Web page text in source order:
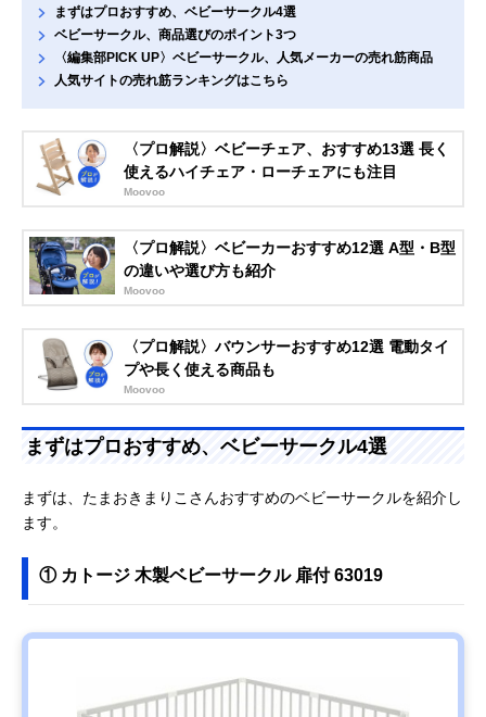
まずはプロおすすめ、ベビーサークル4選
ベビーサークル、商品選びのポイント3つ
〈編集部PICK UP〉ベビーサークル、人気メーカーの売れ筋商品
人気サイトの売れ筋ランキングはこちら
〈プロ解説〉ベビーチェア、おすすめ13選 長く
使えるハイチェア・ローチェアにも注目
Moovoo
〈プロ解説〉ベビーカーおすすめ12選 A型・B型
の違いや選び方も紹介
Moovoo
〈プロ解説〉バウンサーおすすめ12選 電動タイ
プや長く使える商品も
Moovoo
まずはプロおすすめ、ベビーサークル4選
まずは、たまおきまりこさんおすすめのベビーサークルを紹介し
ます。
① カトージ 木製ベビーサークル 扉付 63019